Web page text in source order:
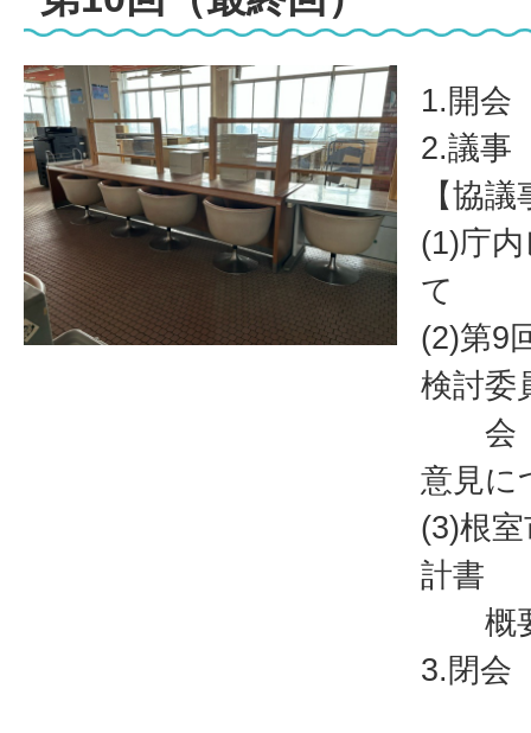
1.開会
2.議事
【協
(1)庁
て
(2)第9
検討委
会（
意見に
(3)根
計書
概要
3.閉会